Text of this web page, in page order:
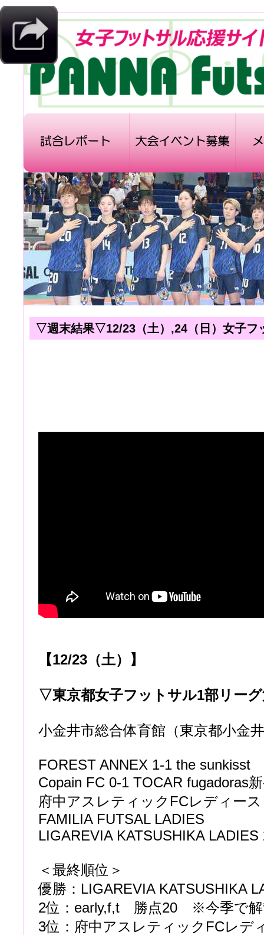
▽週末結果▽12/23（土）,24（日）女子フ
【12/23（土）】
▽東京都女子フットサル1部リー
小金井市総合体育館（東京都小金
FOREST ANNEX 1-1 the sunkisst
Copain FC 0-1 TOCAR fugadoras
府中アスレティックFCレディー
FAMILIA FUTSAL LADIES
LIGAREVIA KATSUSHIKA LADIES
＜最終順位＞
優勝：LIGAREVIA KATSUSHIKA
2位：early,f,t 勝点20 ※今季で
3位：府中アスレティックFCレ